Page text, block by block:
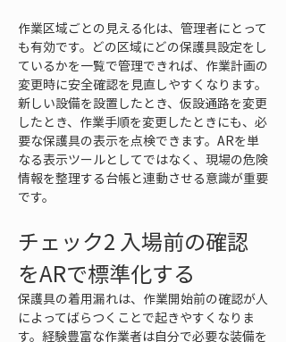
作業区域ごとの見える化は、管理者にとって
も有効です。どの区域にどの保護具設定をし
ているかを一覧で管理できれば、作業計画の
変更時に安全確認を見直しやすくなります。
新しい設備を設置したとき、仮設通路を変更
したとき、作業手順を変更したときにも、必
要な保護具の表示を点検できます。ARを単
なる表示ツールとしてではなく、現場の危険
情報を整理する台帳と連動させる意識が重要
です。
チェック2 入場前の確認
をARで標準化する
保護具の着用漏れは、作業開始前の確認が人
によってばらつくことで起きやすくなりま
す。経験豊富な作業者は自分で必要な装備を